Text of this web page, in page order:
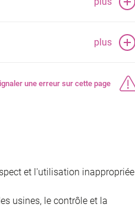
plus
une erreur sur cette page
et l'utilisation inappropriée
usines, le contrôle et la